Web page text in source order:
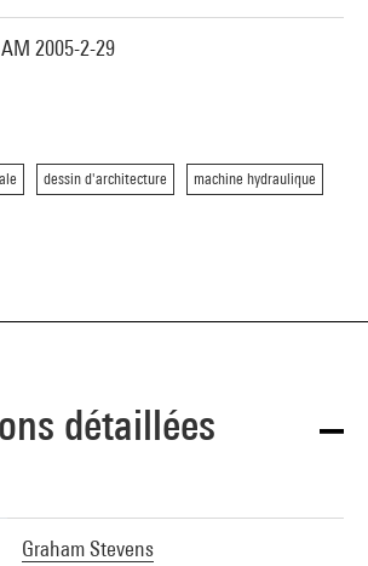
AM 2005-2-29
dessin d'architecture machine hydraulique
détaillées
Graham Stevens